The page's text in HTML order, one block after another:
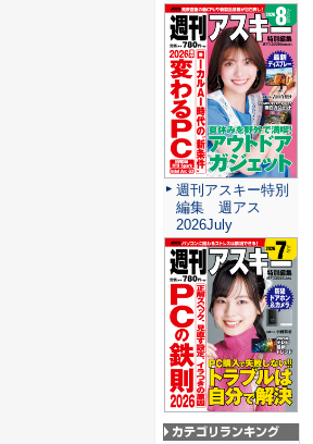
週刊アスキー特別
編集 週アス
2026July